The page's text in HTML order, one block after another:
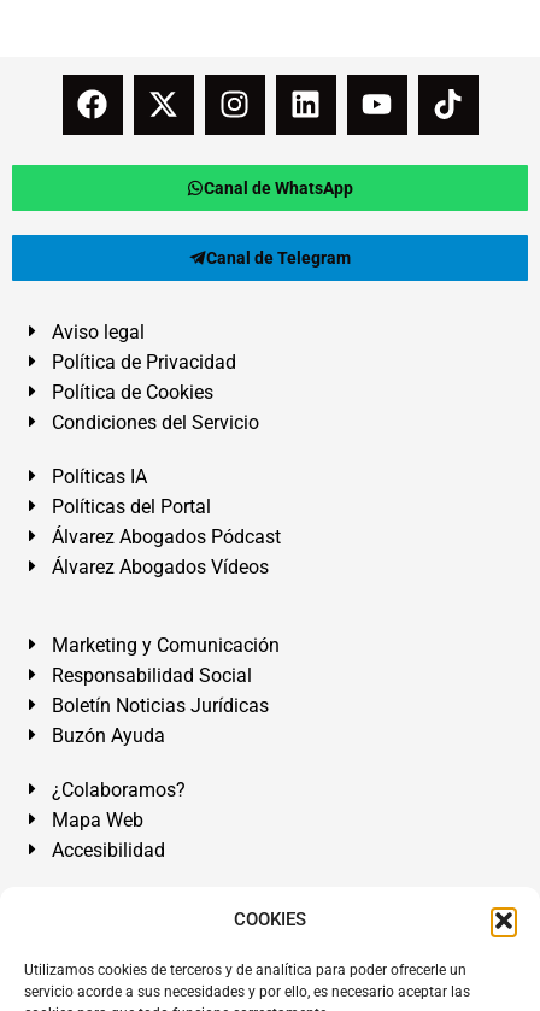
COOKIES
Utilizamos cookies de terceros y de analítica para poder ofrecerle un
servicio acorde a sus necesidades y por ello, es necesario aceptar las
Canal de WhatsApp
Canal de Telegram
Aviso legal
Política de Privacidad
Política de Cookies
Condiciones del Servicio
Políticas IA
Políticas del Portal
Álvarez Abogados Pódcast
Álvarez Abogados Vídeos
Marketing y Comunicación
Responsabilidad Social
Boletín Noticias Jurídicas
Buzón Ayuda
¿Colaboramos?
Mapa Web
Accesibilidad
Álvarez Abogados Tenerife:Calle Teobaldo Power Nº 7,
de Tenerife. Islas Canarias.